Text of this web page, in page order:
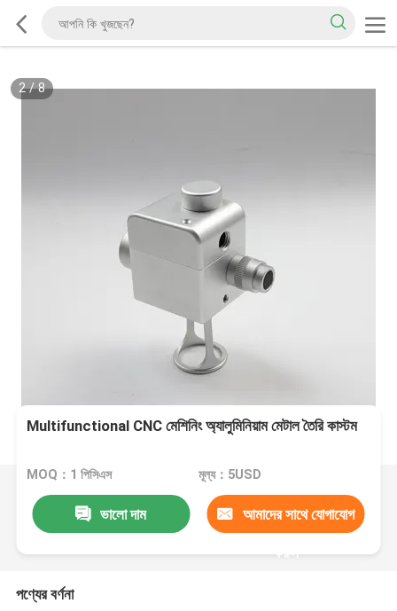
2/8
Multifunctional CNC মেশিনিং অ্যালুমিনিয়াম মেটাল তৈরি কাস্টম
MOQ：1 পিসিএস মূল্য：5USD
ভালো দাম আমাদের সাথে যোগাযোগ
করুন
পণ্যের বর্ণনা